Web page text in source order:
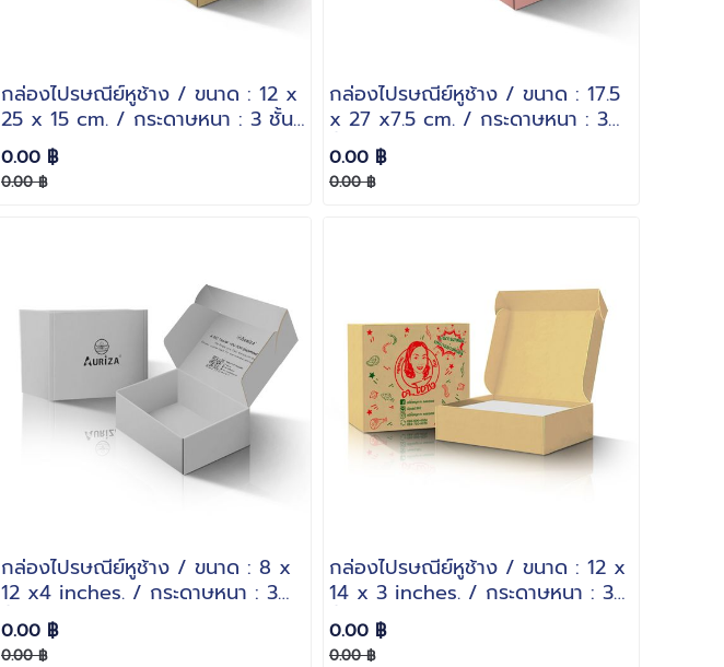
กล่องไปรษณีย์หูช้าง / ขนาด : 12 x
25 x 15 cm. / กระดาษหนา : 3 ชั้น
ลอน B
0.00 ฿
0.00 ฿
กล่องไปรษณีย์หูช้าง / ขนาด : 17.5
x 27 x7.5 cm. / กระดาษหนา : 3
ชั้นลอน B
0.00 ฿
0.00 ฿
กล่องไปรษณีย์หูช้าง / ขนาด : 8 x
12 x4 inches. / กระดาษหนา : 3
ชั้นลอน B
0.00 ฿
0.00 ฿
กล่องไปรษณีย์หูช้าง / ขนาด : 12 x
14 x 3 inches. / กระดาษหนา : 3
ชั้นลอน B
0.00 ฿
0.00 ฿